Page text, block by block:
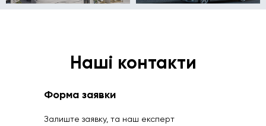
Наші контакти
Форма заявки
Залиште заявку, та наш експерт